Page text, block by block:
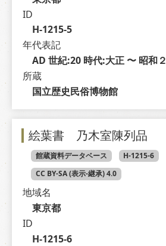
ID
H-1215-5
年代表記
AD 世紀:20 時代:大正 〜 昭和２
所蔵
国立歴史民俗博物館
絵葉書 乃木室陳列品
館蔵資料データベース
H-1215-6
CC BY-SA (表示-継承) 4.0
地域名
東京都
ID
H-1215-6